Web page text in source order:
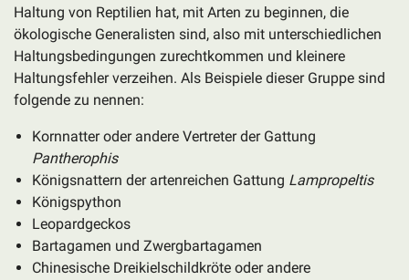
Haltung von Reptilien hat, mit Arten zu beginnen, die
ökologische Generalisten sind, also mit unterschiedlichen
Haltungsbedingungen zurechtkommen und kleinere
Haltungsfehler verzeihen. Als Beispiele dieser Gruppe sind
folgende zu nennen:
Kornnatter oder andere Vertreter der Gattung
Pantherophis
Königsnattern der artenreichen Gattung Lampropeltis
Königspython
Leopardgeckos
Bartagamen und Zwergbartagamen
Chinesische Dreikielschildkröte oder andere